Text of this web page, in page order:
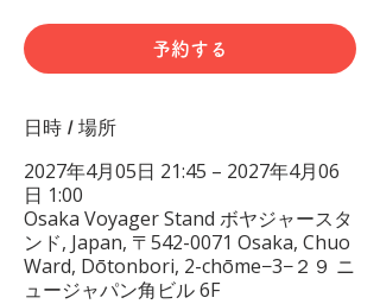
予約する
日時 / 場所
2027年4月05日 21:45 – 2027年4月06
日 1:00
Osaka Voyager Stand ボヤジャースタ
ンド, Japan, 〒542-0071 Osaka, Chuo
Ward, Dōtonbori, 2-chōme−3−２９ ニ
ュージャパン角ビル 6F